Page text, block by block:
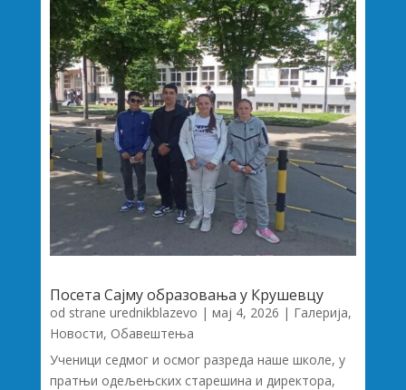
Посета Сајму образовања у Крушевцу
od strane urednikblazevo | мај 4, 2026 | Галерија,
Новости, Обавештења
Ученици седмог и осмог разреда наше школе, у
пратњи одељењских старешина и директора,